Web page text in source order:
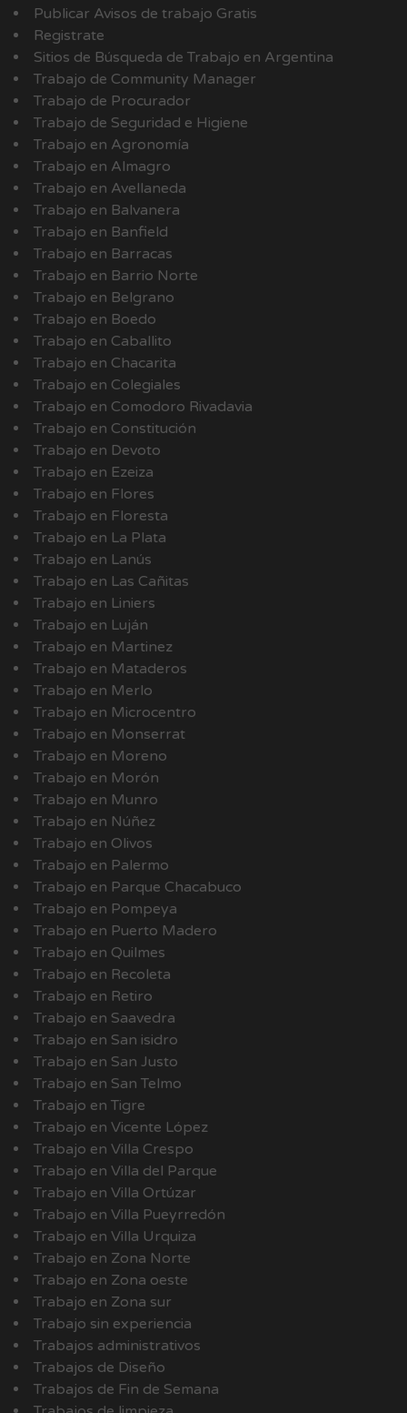
Publicar Avisos de trabajo Gratis
Registrate
Sitios de Búsqueda de Trabajo en Argentina
Trabajo de Community Manager
Trabajo de Procurador
Trabajo de Seguridad e Higiene
Trabajo en Agronomía
Trabajo en Almagro
Trabajo en Avellaneda
Trabajo en Balvanera
Trabajo en Banfield
Trabajo en Barracas
Trabajo en Barrio Norte
Trabajo en Belgrano
Trabajo en Boedo
Trabajo en Caballito
Trabajo en Chacarita
Trabajo en Colegiales
Trabajo en Comodoro Rivadavia
Trabajo en Constitución
Trabajo en Devoto
Trabajo en Ezeiza
Trabajo en Flores
Trabajo en Floresta
Trabajo en La Plata
Trabajo en Lanús
Trabajo en Las Cañitas
Trabajo en Liniers
Trabajo en Luján
Trabajo en Martinez
Trabajo en Mataderos
Trabajo en Merlo
Trabajo en Microcentro
Trabajo en Monserrat
Trabajo en Moreno
Trabajo en Morón
Trabajo en Munro
Trabajo en Núñez
Trabajo en Olivos
Trabajo en Palermo
Trabajo en Parque Chacabuco
Trabajo en Pompeya
Trabajo en Puerto Madero
Trabajo en Quilmes
Trabajo en Recoleta
Trabajo en Retiro
Trabajo en Saavedra
Trabajo en San isidro
Trabajo en San Justo
Trabajo en San Telmo
Trabajo en Tigre
Trabajo en Vicente López
Trabajo en Villa Crespo
Trabajo en Villa del Parque
Trabajo en Villa Ortúzar
Trabajo en Villa Pueyrredón
Trabajo en Villa Urquiza
Trabajo en Zona Norte
Trabajo en Zona oeste
Trabajo en Zona sur
Trabajo sin experiencia
Trabajos administrativos
Trabajos de Diseño
Trabajos de Fin de Semana